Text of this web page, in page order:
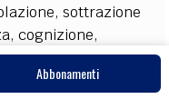
sottrazione
cognizione,
di comunicazioni
Abbonamenti